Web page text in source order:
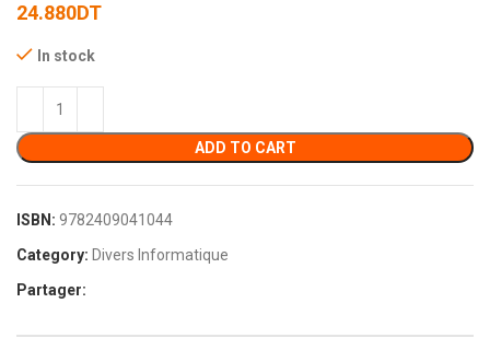
24.880DT
In stock
ADD TO CART
ISBN: 9782409041044
Category: Divers Informatique
Partager: